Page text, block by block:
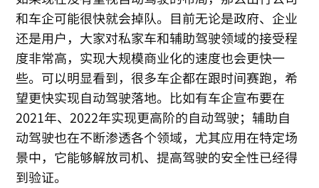
和车企可能很快就会掉队。目前无论是政府、企业
还是用户，大家对私家车和辅助驾驶领域的接受程
度非常高，实现大规模商业化的速度也会更快一
些。可以明显看到，很多车企都在跟时间赛跑，希
望更快实现自动驾驶落地。比如有车企宣布要在
2021年、2022年实现更高阶的自动驾驶；辅助自
动驾驶也在不断渗透各个领域，尤其应用在特定场
景中，它能够解放司机、提高驾驶的安全性已经得
到验证。